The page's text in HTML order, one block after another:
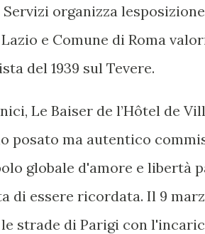
organizza
e Comune di Roma
del 1939 sul Tevere.
Le Baiser de l’Hôtel de
posato ma autentico
globale d'amore e libertà
di essere ricordata. Il 9
le strade di Parigi con